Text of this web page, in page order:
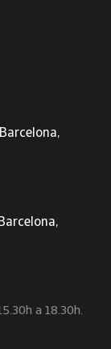
a 18.30h.